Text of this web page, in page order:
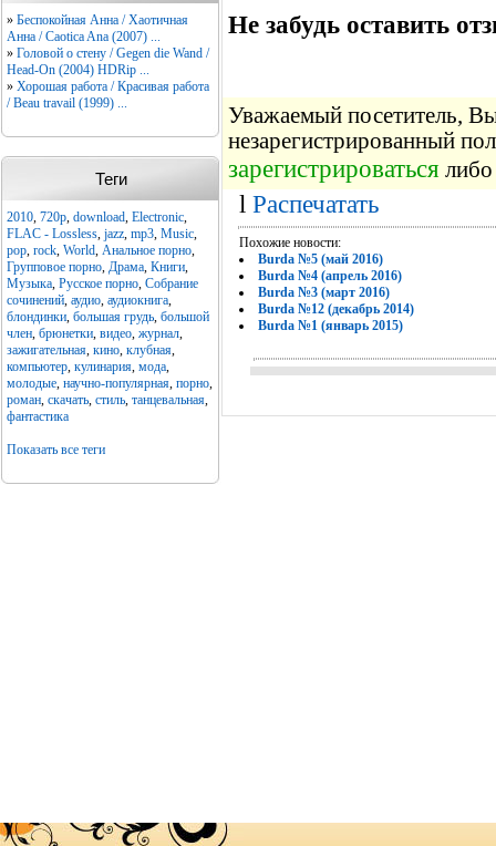
» Беспокойная Анна / Хаотичная
Анна / Caotica Ana (2007) ...
» Головой о стену / Gegen die Wand /
Head-On (2004) HDRip ...
» Хорошая работа / Красивая работа
/ Beau travail (1999) ...
Теги
2010, 720p, download, Electronic,
FLAC - Lossless, jazz, mp3, Music,
pop, rock, World, Анальное порно,
Групповое порно, Драма, Книги,
Музыка, Русское порно, Собрание
сочинений, аудио, аудиокнига,
блондинки, большая грудь, большой
член, брюнетки, видео, журнал,
зажигательная, кино, клубная,
компьютер, кулинария, мода,
молодые, научно-популярная, порно,
роман, скачать, стиль, танцевальная,
фантастика
Показать все теги
Не забудь оставить
Уважаемый посетитель,
незарегистрированный
зарегистрироваться
l Распечатать
Похожие новости:
Burda №5 (май 2016)
Burda №4 (апрель 2016)
Burda №3 (март 2016)
Burda №12 (декабрь 2014)
Burda №1 (январь 2015)